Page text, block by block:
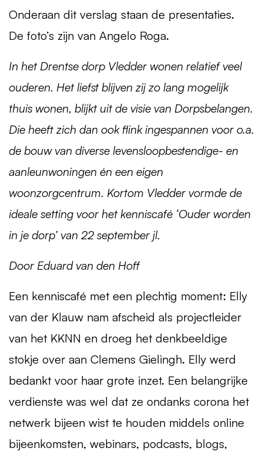
Onderaan dit verslag staan de presentaties.
De foto’s zijn van Angelo Roga.
In het Drentse dorp Vledder wonen relatief veel
ouderen. Het liefst blijven zij zo lang mogelijk
thuis wonen, blijkt uit de visie van Dorpsbelangen.
Die heeft zich dan ook flink ingespannen voor o.a.
de bouw van diverse levensloopbestendige- en
aanleunwoningen én een eigen
woonzorgcentrum. Kortom Vledder vormde de
ideale setting voor het kenniscafé ‘Ouder worden
in je dorp’ van 22 september jl.
Door Eduard van den Hoff
Een kenniscafé met een plechtig moment: Elly
van der Klauw nam afscheid als projectleider
van het KKNN en droeg het denkbeeldige
stokje over aan Clemens Gielingh. Elly werd
bedankt voor haar grote inzet. Een belangrijke
verdienste was wel dat ze ondanks corona het
netwerk bijeen wist te houden middels online
bijeenkomsten, webinars, podcasts, blogs,